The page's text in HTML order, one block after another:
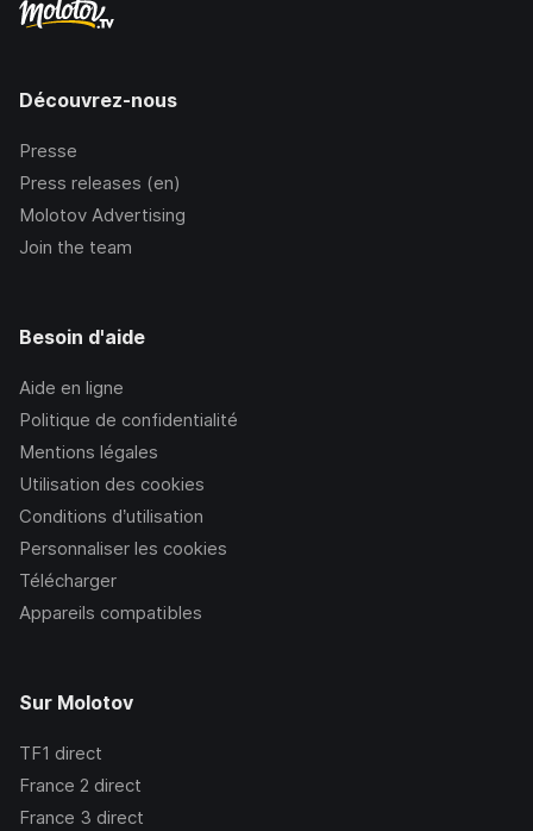
Découvrez-nous
Presse
Press releases (en)
Molotov Advertising
Join the team
Besoin d'aide
Aide en ligne
Politique de confidentialité
Mentions légales
Utilisation des cookies
Conditions d’utilisation
Personnaliser les cookies
Télécharger
Appareils compatibles
Sur Molotov
TF1 direct
France 2 direct
France 3 direct